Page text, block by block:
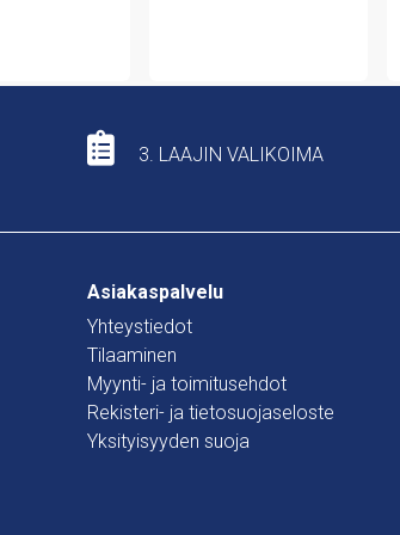
3. LAAJIN VALIKOIMA
Asiakaspalvelu
Yhteystiedot
Tilaaminen
Myynti- ja toimitusehdot
Rekisteri- ja tietosuojaseloste
Yksityisyyden suoja